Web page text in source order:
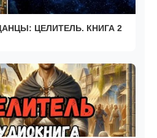
ЦЕЛИТЕЛЬ. КНИГА 2